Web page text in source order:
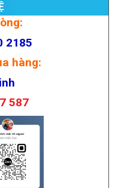
2185
hàng:
587